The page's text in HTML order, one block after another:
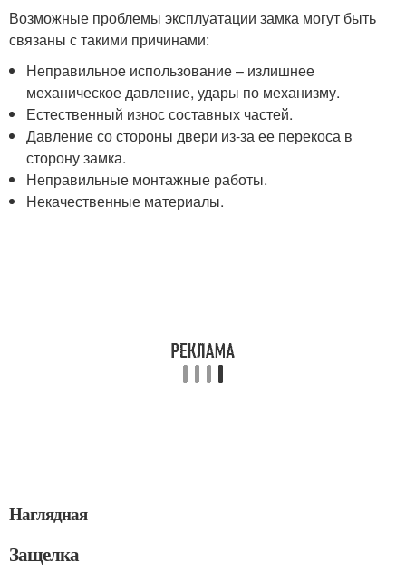
Возможные проблемы эксплуатации замка могут быть
связаны с такими причинами:
Неправильное использование – излишнее
механическое давление, удары по механизму.
Естественный износ составных частей.
Давление со стороны двери из-за ее перекоса в
сторону замка.
Неправильные монтажные работы.
Некачественные материалы.
Наглядная
Защелка